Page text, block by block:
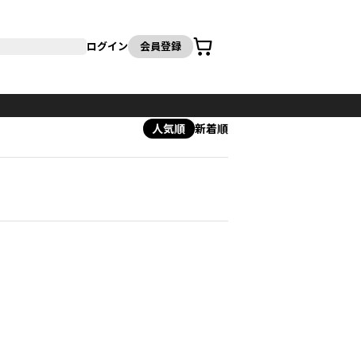
ログイン 会員登録
カート
人気順 新着順